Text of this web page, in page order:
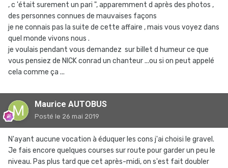
, c 'était surement un pari ", apparemment d après des photos ,
des personnes connues de mauvaises façons
je ne connais pas la suite de cette affaire , mais vous voyez dans
quel monde vivons nous .
je voulais pendant vous demandez sur billet d humeur ce que
vous pensiez de NICK conrad un chanteur ...ou si on peut appelé
cela comme ça ...
Maurice AUTOBUS
Posté le 26 mai 2019
N'ayant aucune vocation à éduquer les cons j'ai choisi le gravel.
Je fais encore quelques courses sur route pour garder un peu le
niveau. Pas plus tard que cet après-midi, on s'est fait doubler